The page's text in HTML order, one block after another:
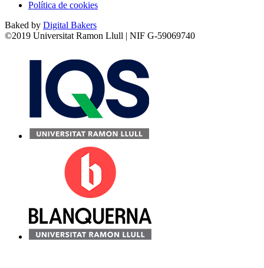
Política de cookies
Baked by Digital Bakers
©2019 Universitat Ramon Llull | NIF G-59069740